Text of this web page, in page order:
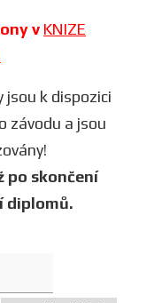
v KNIZE
k dispozici
závodu a jsou
po skončení
diplomů.